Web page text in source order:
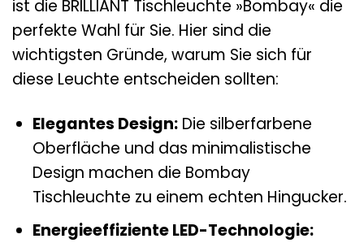
ist die BRILLIANT Tischleuchte »Bombay« die
perfekte Wahl für Sie. Hier sind die
wichtigsten Gründe, warum Sie sich für
diese Leuchte entscheiden sollten:
Elegantes Design:Die silberfarbene
Oberfläche und das minimalistische
Design machen die Bombay
Tischleuchte zu einem echten Hingucker.
Energieeffiziente LED-Technologie: